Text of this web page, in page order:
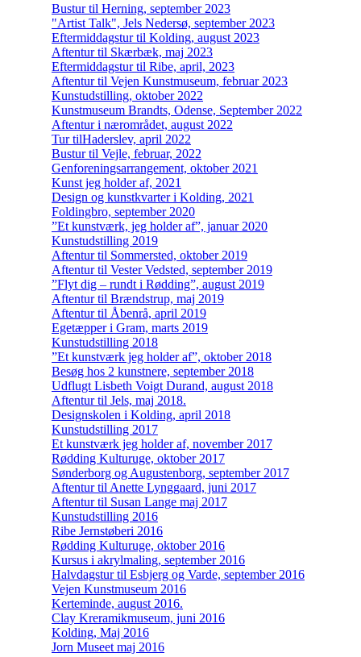
Bustur til Herning, september 2023
"Artist Talk", Jels Nedersø, september 2023
Eftermiddagstur til Kolding, august 2023
Aftentur til Skærbæk, maj 2023
Eftermiddagstur til Ribe, april, 2023
Aftentur til Vejen Kunstmuseum, februar 2023
Kunstudstilling, oktober 2022
Kunstmuseum Brandts, Odense, September 2022
Aftentur i nærområdet, august 2022
Tur tilHaderslev, april 2022
Bustur til Vejle, februar, 2022
Genforeningsarrangement, oktober 2021
Kunst jeg holder af, 2021
Design og kunstkvarter i Kolding, 2021
Foldingbro, september 2020
”Et kunstværk, jeg holder af”, januar 2020
Kunstudstilling 2019
Aftentur til Sommersted, oktober 2019
Aftentur til Vester Vedsted, september 2019
”Flyt dig – rundt i Rødding”, august 2019
Aftentur til Brændstrup, maj 2019
Aftentur til Åbenrå, april 2019
Egetæpper i Gram, marts 2019
Kunstudstilling 2018
”Et kunstværk jeg holder af”, oktober 2018
Besøg hos 2 kunstnere, september 2018
Udflugt Lisbeth Voigt Durand, august 2018
Aftentur til Jels, maj 2018.
Designskolen i Kolding, april 2018
Kunstudstilling 2017
Et kunstværk jeg holder af, november 2017
Rødding Kulturuge, oktober 2017
Sønderborg og Augustenborg, september 2017
Aftentur til Anette Lynggaard, juni 2017
Aftentur til Susan Lange maj 2017
Kunstudstilling 2016
Ribe Jernstøberi 2016
Rødding Kulturuge, oktober 2016
Kursus i akrylmaling, september 2016
Halvdagstur til Esbjerg og Varde, september 2016
Vejen Kunstmuseum 2016
Kerteminde, august 2016.
Clay Kreramikmuseum, juni 2016
Kolding, Maj 2016
Jorn Museet maj 2016